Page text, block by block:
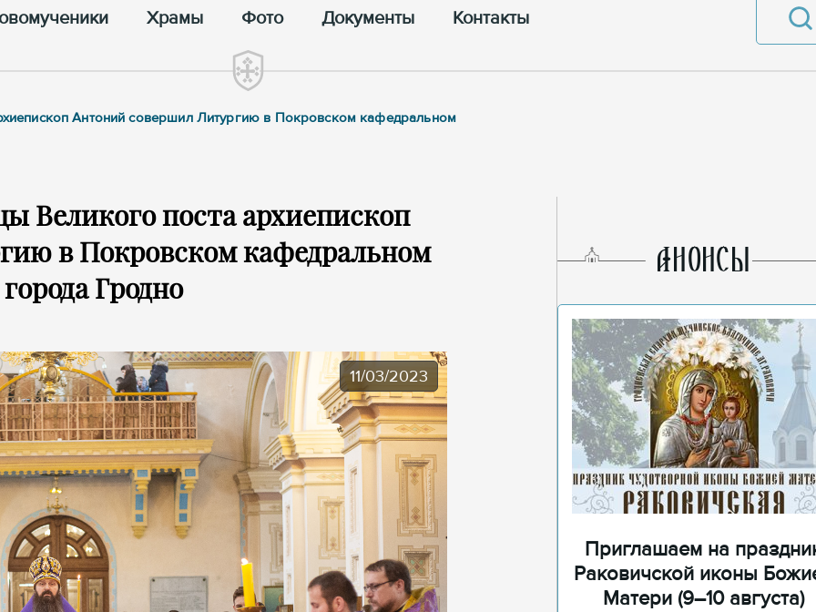
Храмы Фото Документы Контакты
Антоний совершил Литургию в Покровском кафедральном
Великого поста архиепископ
в Покровском кафедральном
Гродно
11/03/2023
AНОНСЫ
Приглашаем на
Раковичской иконы
Матери (9–10 августа)